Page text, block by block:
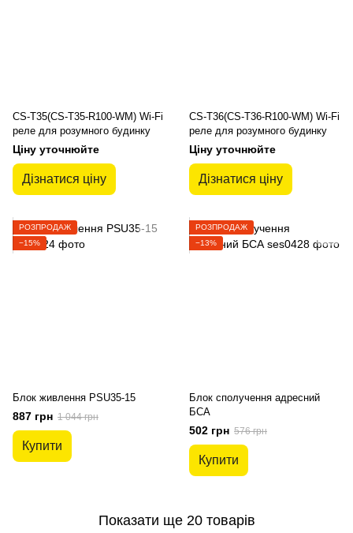
CS-T35(CS-T35-R100-WM) Wi-Fi
реле для розумного будинку
Ціну уточнюйте
Дізнатися ціну
CS-T36(CS-T36-R100-WM) Wi-Fi
реле для розумного будинку
Ціну уточнюйте
Дізнатися ціну
РОЗПРОДАЖ
−15%
Блок живлення PSU35-15
887 грн 1 044 грн
Купити
РОЗПРОДАЖ
−13%
Блок сполучення адресний
БСА
502 грн 576 грн
Купити
Показати ще 20 товарів